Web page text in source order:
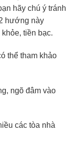
hãy chú ý tránh
hướng này
tiền bạc.
thể tham khảo
ngõ đâm vào
các tòa nhà